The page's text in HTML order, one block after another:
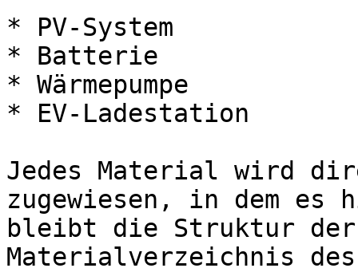
* PV-System
* Batterie
* Wärmepumpe
* EV-Ladestation
Jedes Material wird
zugewiesen, in dem es
bleibt die Struktur der
Materialverzeichnis